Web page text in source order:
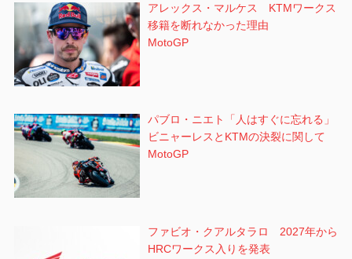
アレックス・マルケス KTMワークス
移籍を断れなかった理由
MotoGP
パブロ・ニエト「人はすぐに忘れる」
ビニャーレスとKTMの決裂に関して
MotoGP
ファビオ・クアルタラロ 2027年から
HRCワークス入りを発表